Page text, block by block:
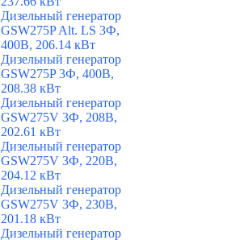
Дизельный генератор
GSW275P Alt. LS 3Ф,
400В, 206.14 кВт
Дизельный генератор
GSW275P 3Ф, 400В,
208.38 кВт
Дизельный генератор
GSW275V 3Ф, 208В,
202.61 кВт
Дизельный генератор
GSW275V 3Ф, 220В,
204.12 кВт
Дизельный генератор
GSW275V 3Ф, 230В,
201.18 кВт
Дизельный генератор